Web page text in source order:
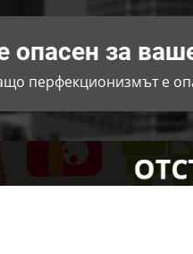
за
перфекционизмът е